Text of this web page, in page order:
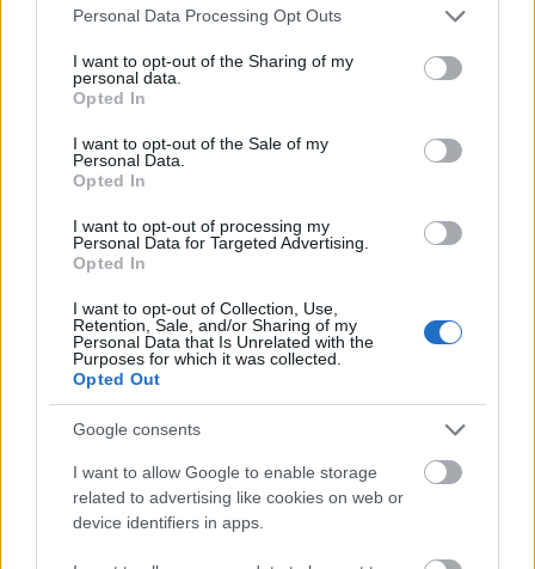
Please note that this website/app uses one or more Google
not limited to your visit or usage behaviour. You may click to
grant or deny consent to Google and its third-party tags to
use your data for below specified purposes in below Google
consent section.
Personal Data Processing Opt Outs
I want to opt-out of the Sharing of my
personal data.
Opted In
I want to opt-out of the Sale of my
Personal Data.
Opted In
I want to opt-out of processing my
Personal Data for Targeted Advertising.
Opted In
I want to opt-out of Collection, Use,
Retention, Sale, and/or Sharing of my
Personal Data that Is Unrelated with the
Purposes for which it was collected.
Opted Out
Google consents
I want to allow Google to enable storage
related to advertising like cookies on web or
device identifiers in apps.
pesto. Det passer godt til sitrus, nøtter og ost, noe
som gjør det perfekt til salater og pasta.
Ruccolas krydrede smak gjør ethvert måltid mer
varme retter. Å tilsette ruccola i matlagingen kan gi
deg nye ideer på kjøkkenet.
Inkluderer ruccola i kostholdet
ditt
Ruccola gir et pepperaktig preg til måltidene dine.
Den er enkel å tilsette i mange retter, noe som gjør
måltidene dine spennende. Du kan prøve
Begynn med salater, hvor ruccola kan være
hovedattraksjonen eller blandes med andre